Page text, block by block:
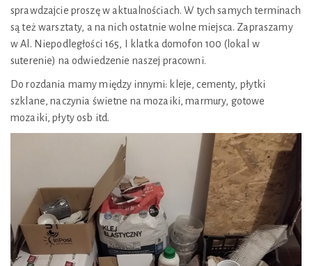
sprawdzajcie proszę w aktualnościach. W tych samych terminach
są też warsztaty, a na nich ostatnie wolne miejsca. Zapraszamy
w Al. Niepodległości 165, I klatka domofon 100 (lokal w
suterenie) na odwiedzenie naszej pracowni.
Do rozdania mamy między innymi: kleje, cementy, płytki
szklane, naczynia świetne na mozaiki, marmury, gotowe
mozaiki, płyty osb itd.